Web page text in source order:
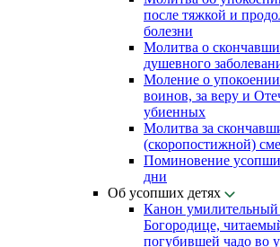
после тяжкой и
болезни
Молитва о
душевного
Моление о
воинов, за веру и
убиенных
Молитва за
(скоропостижной)
Поминовение
дни
Об усопших детях
Канон умилительный
Богородице,
погубившей чадо во